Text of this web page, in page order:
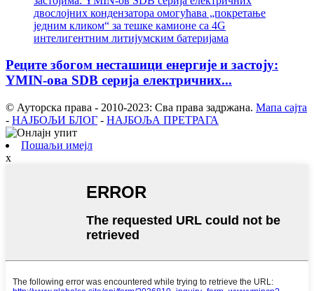
Реците збогом несташици енергије и застоју:
YMIN-ова SDB серија електричних...
© Ауторска права - 2010-2023: Сва права задржана. Мапа сајта
- НАЈБОЉИ БЛОГ - НАЈБОЉА ПРЕТРАГА
Пошаљи имејл
x